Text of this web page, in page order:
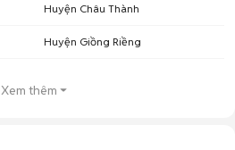
Huyện Châu Thành
Huyện Giồng Riềng
Xem thêm